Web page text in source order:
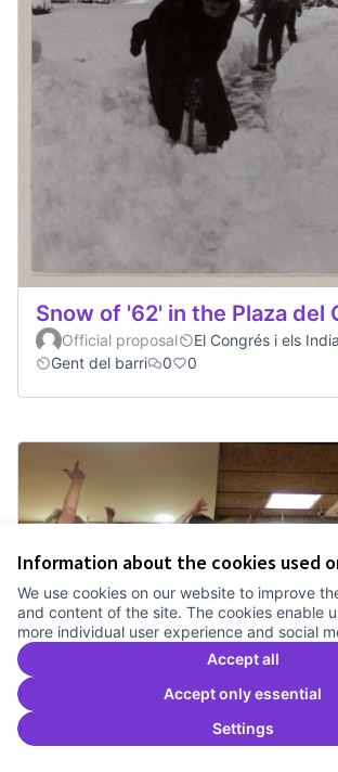
Information about the cookies used
We use cookies on our website to improve
and content of the site. The cookies enable
more individual user experience and social
Accept all
Accept only essential
Settings
Snow of '62' in the Plaza del
Official proposal
El Congrés i els
Gent del barri
0 0